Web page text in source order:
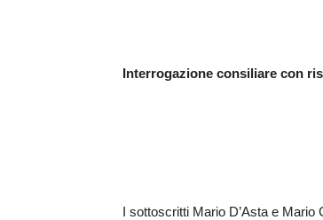
Interrogazione consiliare con
I sottoscritti Mario D’Asta e